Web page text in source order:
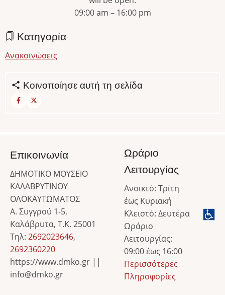
09:00 am – 16:00 pm
Κατηγορία
Ανακοινώσεις
Κοινοποίησε αυτή τη σελίδα
Επικοινωνία
ΔΗΜΟΤΙΚΟ ΜΟΥΣΕΙΟ
ΚΑΛΑΒΡΥΤΙΝΟΥ
ΟΛΟΚΑΥΤΩΜΑΤΟΣ
Α. Συγγρού 1-5,
Καλάβρυτα, Τ.Κ. 25001
Τηλ: 2692023646,
2692360220
https://www.dmko.gr ||
info@dmko.gr
Ωράριο
Λειτουργίας
Ανοικτό: Τρίτη
έως Κυριακή
Κλειστό: Δευτέρα
Ωράριο
Λειτουργίας:
09:00 έως 16:00
Περισσότερες
Πληροφορίες